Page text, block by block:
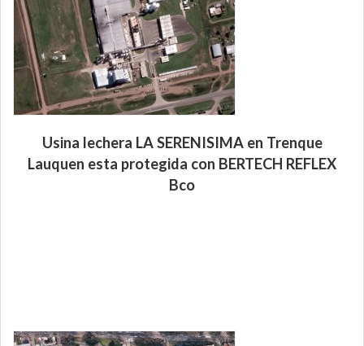
Usina lechera LA SERENISIMA en Trenque
Lauquen esta protegida con BERTECH REFLEX
Bco